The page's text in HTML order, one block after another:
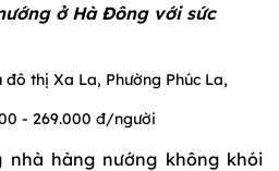
ở Hà Đông với sức
đô thị Xa La, Phường Phúc La,
- 269.000 đ/người
nhà hàng nướng không khói